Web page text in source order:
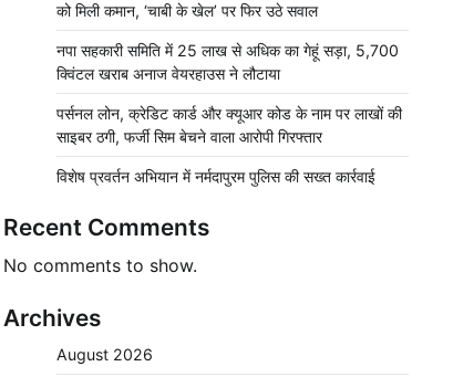
को मिली कमान, ‘चाबी के खेल’ पर फिर उठे सवाल
नपा सहकारी समिति में 25 लाख से अधिक का गेहूं सड़ा, 5,700
क्विंटल खराब अनाज वेयरहाउस ने लौटाया
पर्सनल लोन, क्रेडिट कार्ड और क्यूआर कोड के नाम पर लाखों की
साइबर ठगी, फर्जी सिम बेचने वाला आरोपी गिरफ्तार
विशेष प्रवर्तन अभियान में नर्मदापुरम पुलिस की सख्त कार्रवाई
Recent Comments
No comments to show.
Archives
August 2026